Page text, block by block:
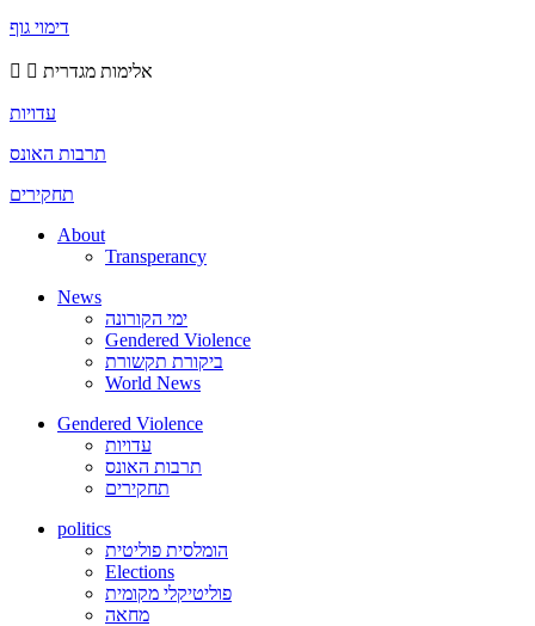
דימוי גוף
אלימות מגדרית
עדויות
תרבות האונס
תחקירים
About
Transperancy
News
ימי הקורונה
Gendered Violence
ביקורת תקשורת
World News
Gendered Violence
עדויות
תרבות האונס
תחקירים
politics
הומלסית פוליטית
Elections
פוליטיקלי מקומית
מחאה